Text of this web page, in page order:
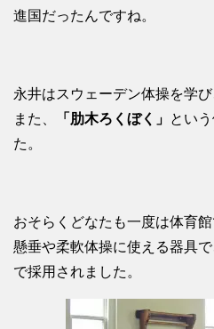
進国だったんですね。
永井はスウェーデン体操を学
また、
「肋木ろくぼく」 とい
た。
おそらくどなたも一度は体育
懸垂や柔軟体操に使える器具
で採用されました。